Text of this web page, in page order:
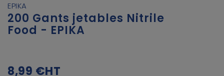
EPIKA
200 Gants jetables Nitrile
Food - EPIKA
8,99 €HT